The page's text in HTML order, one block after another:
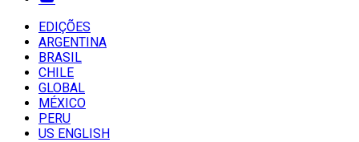
EDIÇÕES
ARGENTINA
BRASIL
CHILE
GLOBAL
MÉXICO
PERU
US ENGLISH